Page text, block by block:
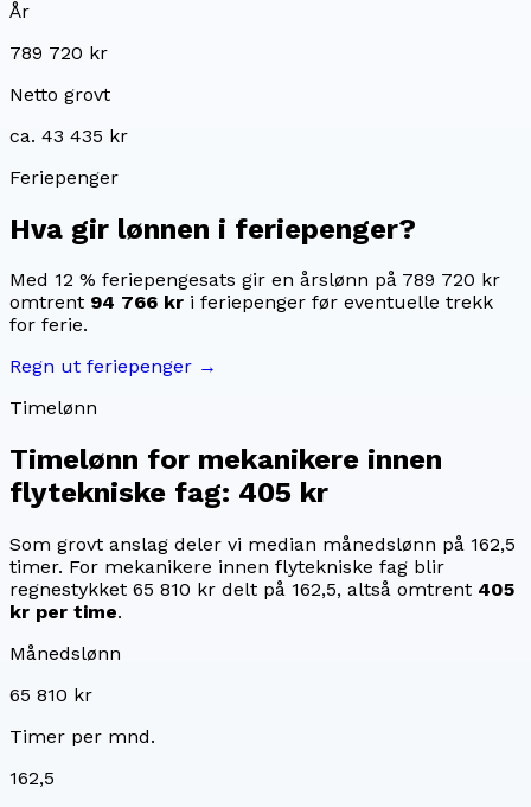
År
789 720 kr
Netto grovt
ca. 43 435 kr
Feriepenger
Hva gir lønnen i feriepenger?
Med 12 % feriepengesats gir en årslønn på 789 720 kr
omtrent 94 766 kr i feriepenger før eventuelle trekk
for ferie.
Regn ut feriepenger →
Timelønn
Timelønn for mekanikere innen
flytekniske fag: 405 kr
Som grovt anslag deler vi median månedslønn på 162,5
timer. For mekanikere innen flytekniske fag blir
regnestykket 65 810 kr delt på 162,5, altså omtrent 405
kr per time.
Månedslønn
65 810 kr
Timer per mnd.
162,5